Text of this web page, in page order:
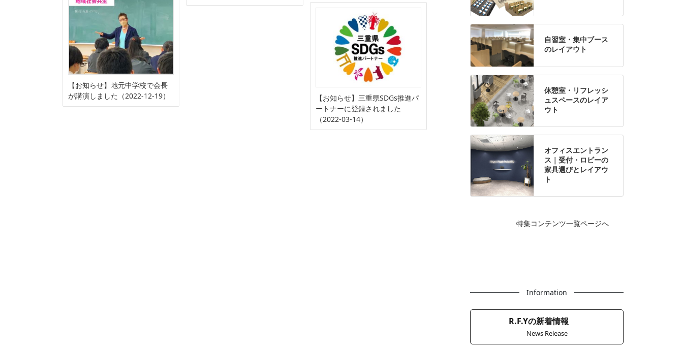
【お知らせ】地元中学校で会長
が講演しました（2022-12-19）
【お知らせ】三重県SDGs推進パ
ートナーに登録されました
（2022-03-14）
自習室・集中ブース
のレイアウト
休憩室・リフレッシ
ュスペースのレイア
ウト
オフィスエントラン
ス｜受付・ロビーの
家具選びとレイアウ
ト
特集コンテンツ一覧ページへ
Information
R.F.Yの新着情報
News Release